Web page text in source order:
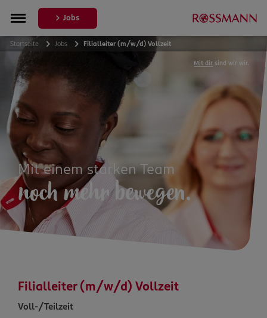
Jobs
Startseite Jobs Filialleiter (m/w/d) Vollzeit
Mit dir sind wir wir.
Mit einem starken Team
noch mehr bewegen.
Filialleiter (m/w/d) Vollzeit
Voll-/Teilzeit